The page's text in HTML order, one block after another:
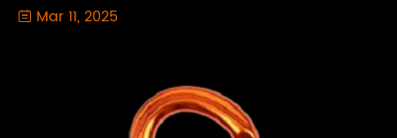
 Mar 11, 2025